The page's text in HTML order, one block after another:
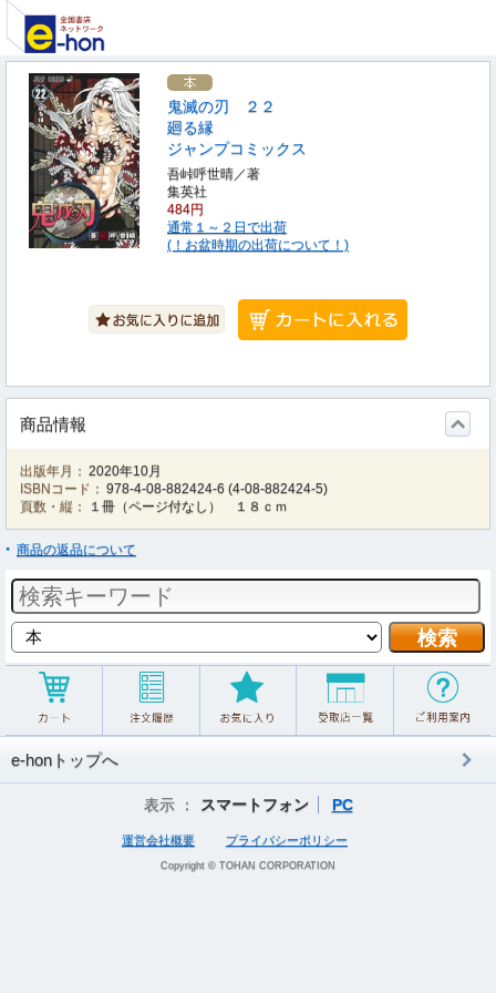
鬼滅の刃 ２２
廻る縁
ジャンプコミックス
吾峠呼世晴／著
集英社
484円
通常１～２日で出荷
(！お盆時期の出荷について！)
商品情報
出版年月： 2020年10月
ISBNコード： 978-4-08-882424-6 (4-08-882424-5)
頁数・縦：
１冊（ページ付なし） １８ｃｍ
商品の返品について
e-honトップへ
表示 ： スマートフォン PC
運営会社概要 プライバシーポリシー
Copyright © TOHAN CORPORATION